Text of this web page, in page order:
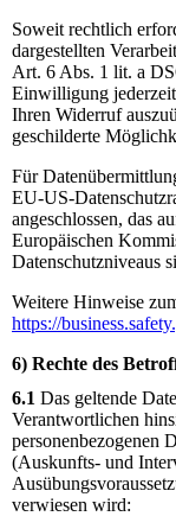
Soweit rechtlich
dargestellten
Art. 6 Abs. 1 lit. a
Einwilligung
Ihren Widerruf
geschilderte
Für
EU-US-
angeschlossen, das
Europäischen
Datenschutzniveaus
Weitere Hinweise
https://
6) Rechte des
6.1 Das geltende
Verantwortlichen
personenbezogenen
(Auskunfts- und
verwiesen wird: